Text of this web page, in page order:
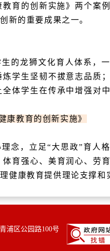
育的创新实施》两个案
新的重要成果之一。
的龙狮文化育人体系，
学生坚韧不拔意志品质
体学生在传承中增强对
康教育的创新实施》
理念，立足“大思政”育人
育强心、美育润心、劳育
健康教育提供理论支撑和
浦区公园路100号